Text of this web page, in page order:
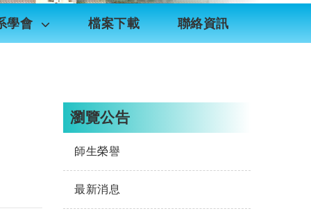
學會 檔案下載 聯絡資訊
瀏覽公告
師生榮譽
最新消息